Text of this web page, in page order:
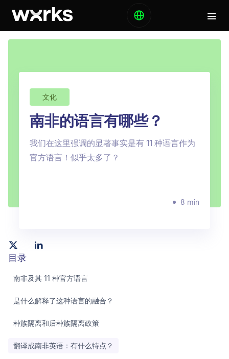
文化
南非的语言有哪些？
我们在这里强调的显著事实是有 11 种语言作为
官方语言！似乎太多了？
8 min
目录
南非及其 11 种官方语言
‍是什么解释了这种语言的融合？
种族隔离和后种族隔离政策‍
翻译成南非英语：有什么特点？